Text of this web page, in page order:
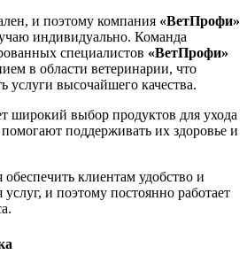
и поэтому компания «ВетПрофи»
индивидуально. Команда
специалистов «ВетПрофи»
в области ветеринарии, что
услуги высочайшего качества.
широкий выбор продуктов для ухода
поддерживать их здоровье и
обеспечить клиентам удобство и
услуг, и поэтому постоянно работает